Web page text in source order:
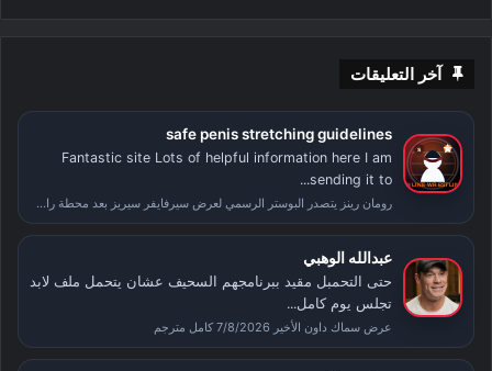
آخر التعليقات
safe penis stretching guidelines
Fantastic site Lots of helpful information here I am
sending it to...
رومان رينز يتصدر البوستر الرسمي لعرض سيرفايفر سيريز بعد محطة راسلمينيا
عبدالله الوهبي
حتى التحمبل مقيد ببرنامجهم السحيف عشان يتحمل ملف لابد
تجلس يوم كامل...
عرض سماك داون الأخير 7/8/2026 كامل مترجم